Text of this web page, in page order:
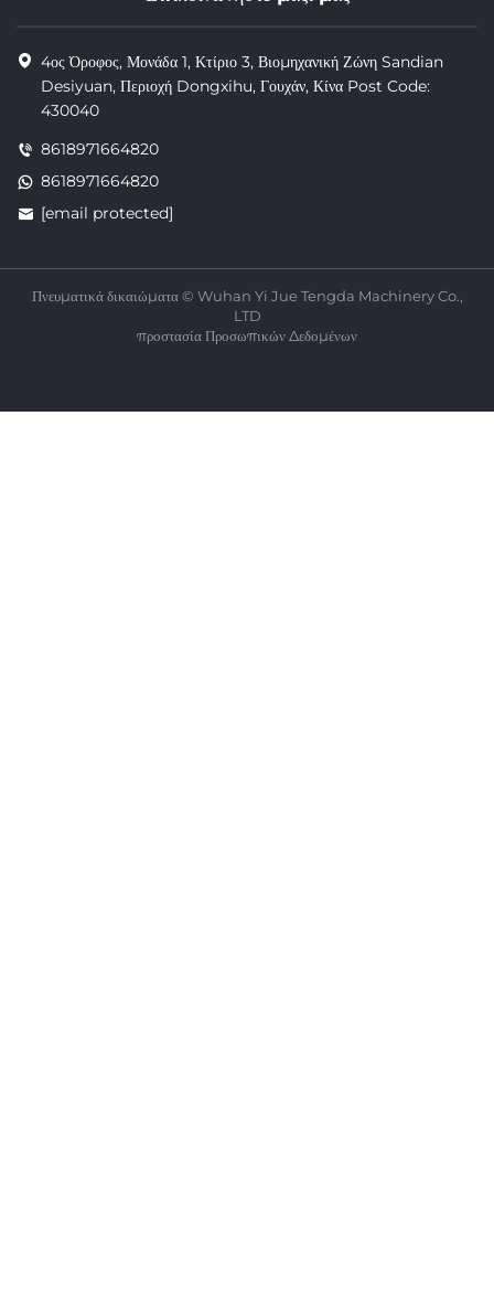
4ος Όροφος, Μονάδα 1, Κτίριο 3, Βιομηχανική Ζώνη Sandian
Desiyuan, Περιοχή Dongxihu, Γουχάν, Κίνα Post Code:
430040
8618971664820
8618971664820
[email protected]
Πνευματικά δικαιώματα © Wuhan Yi Jue Tengda Machinery Co.,
LTD
προστασία Προσωπικών Δεδομένων